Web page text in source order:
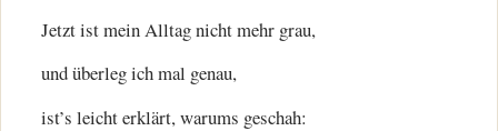
Jetzt ist mein Alltag nicht mehr grau,
und überleg ich mal genau,
ist’s leicht erklärt, warums geschah: